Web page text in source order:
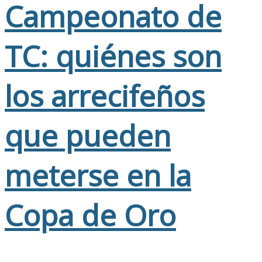
Campeonato de
TC: quiénes son
los arrecifeños
que pueden
meterse en la
Copa de Oro